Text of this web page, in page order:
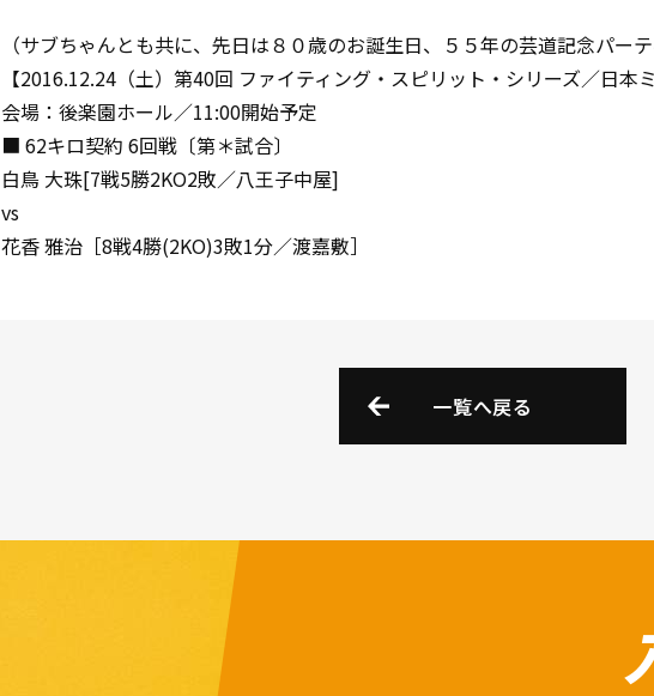
（サブちゃんとも共に、先日は８０歳のお誕生日、５５年の芸道記念パー
【2016.12.24（土）第40回 ファイティング・スピリット・シリーズ／日本
会場：後楽園ホール／11:00開始予定
■ 62キロ契約 6回戦〔第＊試合〕
白鳥 大珠[7戦5勝2KO2敗／八王子中屋]
vs
花香 雅治［8戦4勝(2KO)3敗1分／渡嘉敷］
一覧へ戻る